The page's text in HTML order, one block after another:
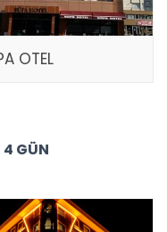
OTEL
4 GÜN